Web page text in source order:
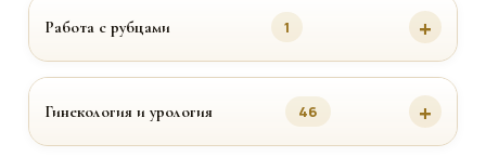
Работа с рубцами 1
Гинекология и урология 46